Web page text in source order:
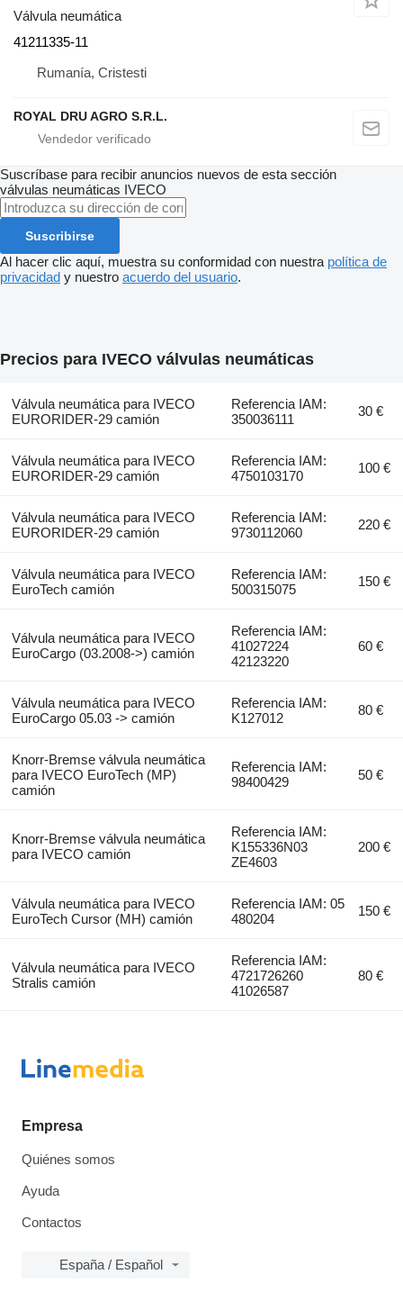
Válvula neumática
41211335-11
Rumanía, Cristesti
ROYAL DRU AGRO S.R.L.
Suscríbase para recibir anuncios nuevos de esta sección
válvulas neumáticas IVECO
Suscribirse
Al hacer clic aquí, muestra su conformidad con nuestra política de
privacidad y nuestro acuerdo del usuario.
Precios para IVECO válvulas neumáticas
Válvula neumática para IVECO
EURORIDER-29 camión
Referencia IAM:
350036111
30 €
Válvula neumática para IVECO
EURORIDER-29 camión
Referencia IAM:
4750103170
100 €
Válvula neumática para IVECO
EURORIDER-29 camión
Referencia IAM:
9730112060
220 €
Válvula neumática para IVECO
EuroTech camión
Referencia IAM:
500315075
150 €
Válvula neumática para IVECO
EuroCargo (03.2008->) camión
Referencia IAM:
41027224
42123220
60 €
Válvula neumática para IVECO
EuroCargo 05.03 -> camión
Referencia IAM:
K127012
80 €
Knorr-Bremse válvula neumática
para IVECO EuroTech (MP)
camión
Referencia IAM:
98400429
50 €
Knorr-Bremse válvula neumática
para IVECO camión
Referencia IAM:
K155336N03
ZE4603
200 €
Válvula neumática para IVECO
EuroTech Cursor (MH) camión
Referencia IAM: 05
480204
150 €
Válvula neumática para IVECO
Stralis camión
Referencia IAM:
4721726260
41026587
80 €
Empresa
Quiénes somos
Ayuda
Contactos
España / Español